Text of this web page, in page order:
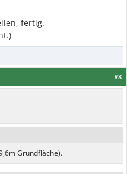
fertig.
#8
Grundfläche).